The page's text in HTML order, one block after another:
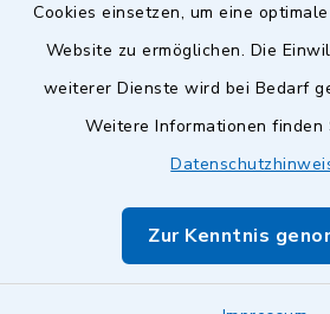
Cookies einsetzen, um eine
Website zu ermöglichen. Die
weiterer Dienste wird bei Bedarf
Weitere Informationen finden
Zur Kenntnis
Impressum